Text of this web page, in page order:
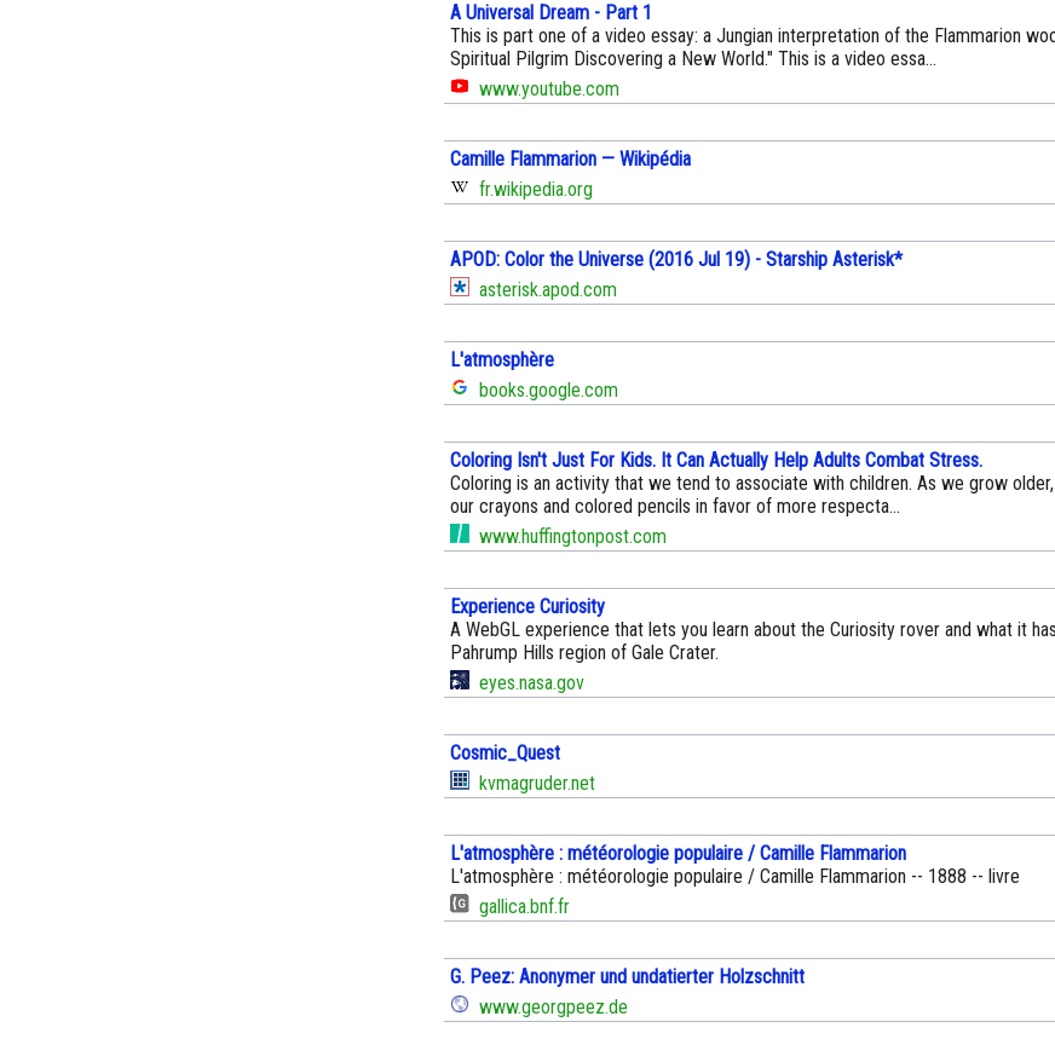
A Universal Dream - Part 1
This is part one of a video essay: a Jungian interpretation of the Flammarion
Spiritual Pilgrim Discovering a New World." This is a video essa...
www.youtube.com
Camille Flammarion — Wikipédia
fr.wikipedia.org
APOD: Color the Universe (2016 Jul 19) - Starship Asterisk*
asterisk.apod.com
L'atmosphère
books.google.com
Coloring Isn't Just For Kids. It Can Actually Help Adults Combat Stress.
Coloring is an activity that we tend to associate with children. As we grow
our crayons and colored pencils in favor of more respecta...
www.huffingtonpost.com
Experience Curiosity
A WebGL experience that lets you learn about the Curiosity rover and what it
Pahrump Hills region of Gale Crater.
eyes.nasa.gov
Cosmic_Quest
kvmagruder.net
L'atmosphère : météorologie populaire / Camille Flammarion
L'atmosphère : météorologie populaire / Camille Flammarion -- 1888 -- livre
gallica.bnf.fr
G. Peez: Anonymer und undatierter Holzschnitt
www.georgpeez.de